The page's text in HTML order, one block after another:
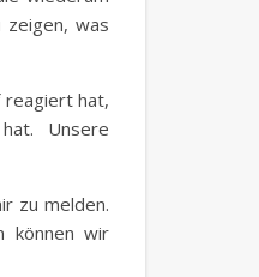
zeigen, was
reagiert hat,
Unsere
zu melden.
können wir